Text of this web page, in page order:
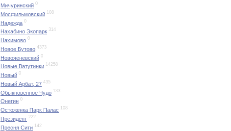
Мичуринский 0
Мосфильмовский 108
Надежда 0
Нахабино Экопарк 314
Нахимово 0
Новое Бутово 4373
Новояеневский 0
Новые Ватутинки 14258
Новый 0
Новый Арбат, 27 435
Обыкновенное Чудо 133
Онегин 0
Остоженка Парк Палас 108
Президент 222
Пресня Сити 142